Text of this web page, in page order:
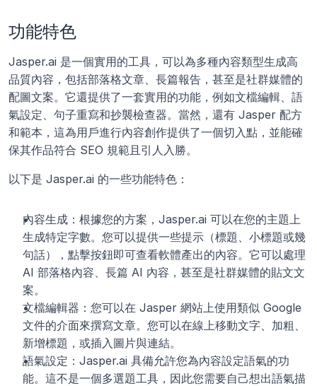
功能特色
Jasper.ai 是一個實用的工具，可以為多種內容類型生成高
品質內容，包括部落格文章、長篇報告，甚至是社群媒體的
配圖文案。它還提供了一套實用的功能，例如文檔編輯、語
氣設定、句子重寫和抄襲檢查器。當然，還有 Jasper 配方
和範本，這為用戶進行內容創作提供了一個切入點，並能確
保其作品符合 SEO 規範且引人入勝。
以下是 Jasper.ai 的一些功能特色：
內容生成：根據您的方案，Jasper.ai 可以在您的主題上
生成特定字數。您可以提供一些提示（標題、小標題或幾
句話），點擊按鈕即可查看軟體產出的內容。它可以處理
AI 部落格內容、長篇 AI 內容，甚至是社群媒體的貼文文
案。
文檔編輯器：您可以在 Jasper 網站上使用類似 Google
文件的介面來撰寫文章。您可以在線上移動文字、加粗、
新增標題，或插入圖片與連結。
語氣設定：Jasper.ai 具備允許您為內容設定語氣的功
能。這不是一個多選題工具，因此您需要自己想出語氣描